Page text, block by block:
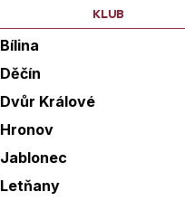
KLUB
Bílina
Děčín
Dvůr Králové
Hronov
Jablonec
Letňany